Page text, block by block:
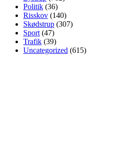
Politik (36)
Risskov (140)
Skødstrup (307)
Sport(47)
Trafik (39)
Uncategorized (615)